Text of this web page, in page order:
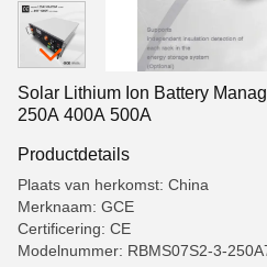
Solar Lithium Ion Battery
250A 400A 500A
Productdetails
Plaats van herkomst: China
Merknaam: GCE
Certificering: CE
Modelnummer: RBMS07S2-3-